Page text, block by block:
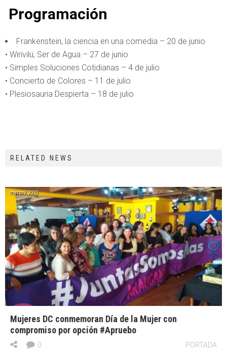
Programación
Frankenstein, la ciencia en una comedia – 20 de junio
• Wirivilü, Ser de Agua – 27 de junio
• Simples Soluciones Cotidianas – 4 de julio
• Concierto de Colores – 11 de julio
• Plesiosauria Despierta – 18 de julio
RELATED NEWS
marzo 9, 2020
Mujeres DC conmemoran Día de la Mujer con
compromiso por opción #Apruebo
PORTADA
0